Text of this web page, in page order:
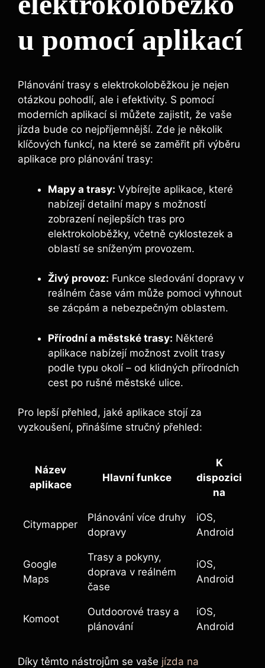
u pomocí aplikací
Plánování trasy s elektrokoloběžkou je nejen
otázkou pohodlí, ale i efektivity. S pomocí
moderních aplikací si můžete zajistit, že vaše
jízda bude co nejpříjemnější. Zde je několik
klíčových funkcí, na které se zaměřit při výběru
aplikace pro plánování trasy:
Mapy a trasy: Vybírejte aplikace, které
nabízejí detailní mapy s možností
zobrazení nejlepších tras pro
elektrokoloběžky, včetně cyklostezek a
oblastí se sníženým provozem.
Živý provoz: Funkce sledování dopravy v
reálném čase vám může pomoci vyhnout
se zácpám a nebezpečným oblastem.
Přírodní a městské trasy: Některé
aplikace nabízejí možnost zvolit trasy
podle typu okolí – od klidných přírodních
cest po rušné městské ulice.
Pro lepší přehled, jaké aplikace stojí za
vyzkoušení, přinášíme stručný přehled:
Název
aplikace
Hlavní funkce
K
dispozici
na
Citymapper
Plánování více druhy
dopravy
iOS,
Android
Google
Maps
Trasy a pokyny,
doprava v reálném
čase
iOS,
Android
Komoot
Outdoorové trasy a
plánování
iOS,
Android
Díky těmto nástrojům se vaše jízda na